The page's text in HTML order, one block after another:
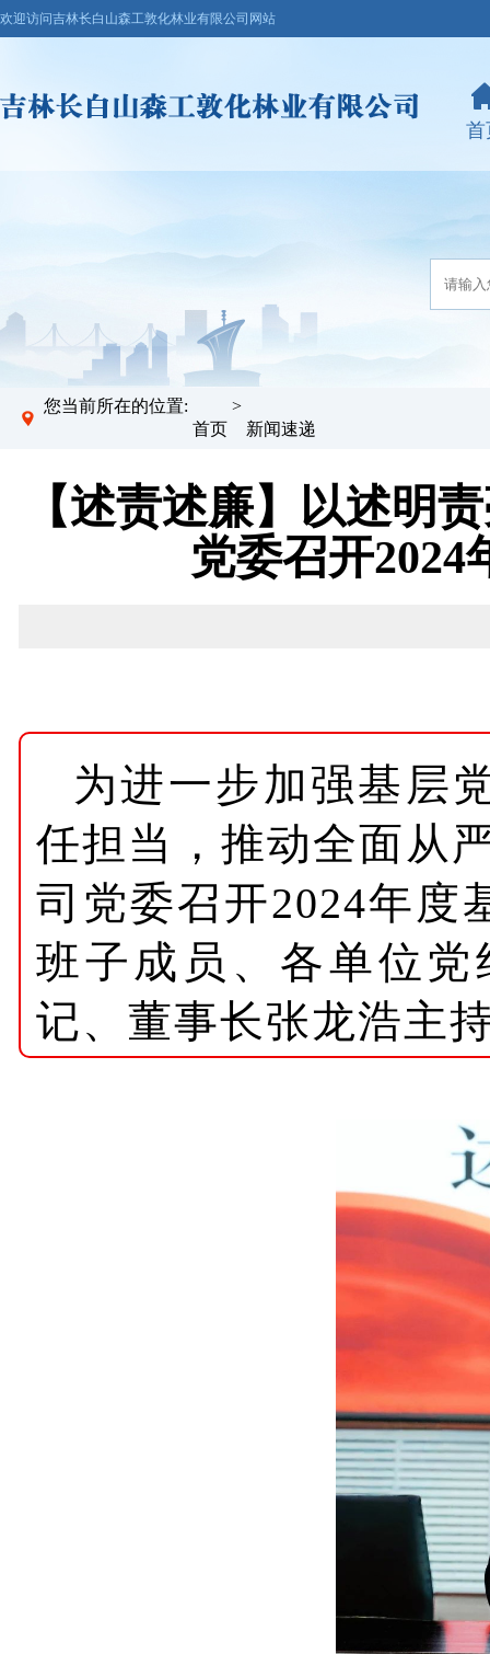
欢迎访问吉林长白山森工敦化林业有限公司网站
首
您当前所在的位置: 首页 > 新闻速递
【述责述廉】以述明
党委召开
为进一步加强基层
任担当，推动全面从
司党委召开2024年度
班子成员、各单位
记、董事长张龙浩主